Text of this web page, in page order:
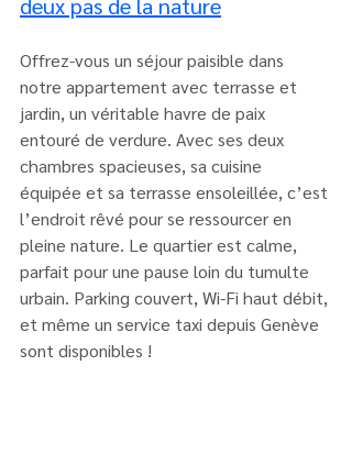
deux pas de la nature
Offrez-vous un séjour paisible dans
notre appartement avec terrasse et
jardin, un véritable havre de paix
entouré de verdure. Avec ses deux
chambres spacieuses, sa cuisine
équipée et sa terrasse ensoleillée, c’est
l’endroit rêvé pour se ressourcer en
pleine nature. Le quartier est calme,
parfait pour une pause loin du tumulte
urbain. Parking couvert, Wi-Fi haut débit,
et même un service taxi depuis Genève
sont disponibles !